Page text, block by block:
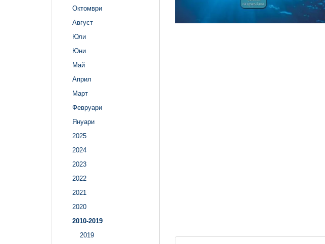
Октомври
Август
Юли
Юни
Май
Април
Март
Февруари
Януари
2025
2024
2023
2022
2021
2020
2010-2019
2019